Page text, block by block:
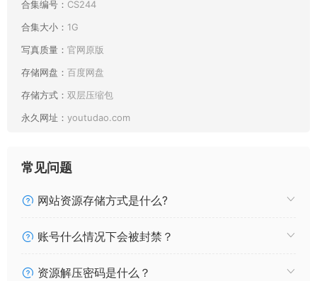
合集编号： CS244
合集大小： 1G
写真质量： 官网原版
存储网盘： 百度网盘
存储方式： 双层压缩包
永久网址： youtudao.com
常见问题
网站资源存储方式是什么?
账号什么情况下会被封禁？
资源解压密码是什么？